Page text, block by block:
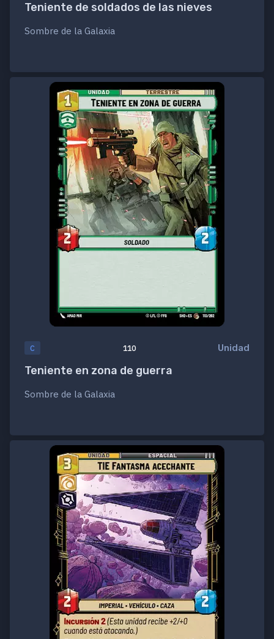
Teniente de soldados de las nieves
Sombre de la Galaxia
C 110 Unidad
Teniente en zona de guerra
Sombre de la Galaxia